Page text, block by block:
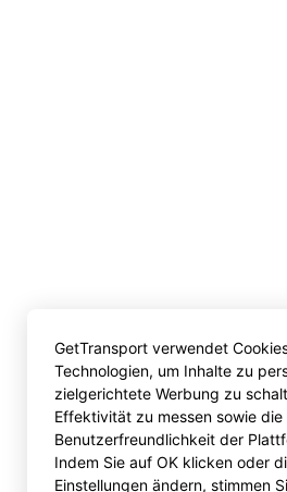
GetTransport verwendet
Technologien, um Inhalte zu
zielgerichtete Werbung zu
Effektivität zu messen sowie die
Benutzerfreundlichkeit der
Indem Sie auf OK klicken oder
Einstellungen ändern, stimmen